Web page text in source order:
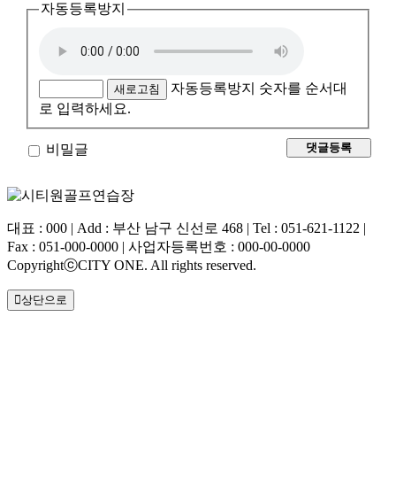
자동등록방지
새로고침
자동등록방지 숫자를 순서대
로 입력하세요.
비밀글
대표 : 000 | Add : 부산 남구 신선로 468 | Tel : 051-621-1122 |
Fax : 051-000-0000 | 사업자등록번호 : 000-00-0000
CopyrightⓒCITY ONE. All rights reserved.
상단으로